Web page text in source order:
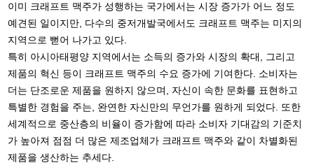
이미 크래프트 맥주가 성행하는 국가에서는 시장 증가가 어느 정도
예견된 일이지만, 다수의 중저개발국에서도 크래프트 맥주는 미지의
지역으로 뻗어 나가고 있다.
특히 아시아태평양 지역에서는 소득의 증가와 시장의 확대, 그리고
제품의 혁신 등이 크래프트 맥주의 수요 증가에 기여한다. 소비자는
더는 단조로운 제품을 원하지 않으며, 자신이 속한 문화를 표현하고
특별한 경험을 주는, 완연한 자신만의 무언가를 원하게 되었다. 또한
세계적으로 중산층의 비율이 증가함에 따라 소비자 기대감의 기준치
가 높아져 점점 더 많은 제조업체가 크래프트 맥주와 같이 차별화된
제품을 생산하는 추세다.